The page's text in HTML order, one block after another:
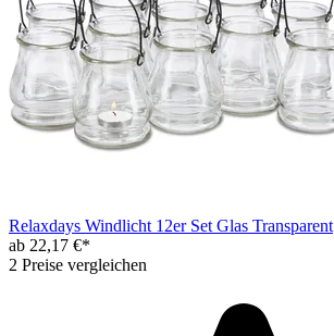
Relaxdays Windlicht 12er Set Glas Transparent
ab 22,17 €*
2 Preise vergleichen